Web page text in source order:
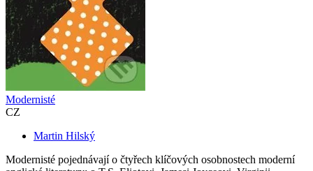
Modernisté
CZ
Martin Hilský
Modernisté pojednávají o čtyřech klíčových osobnostech moderní